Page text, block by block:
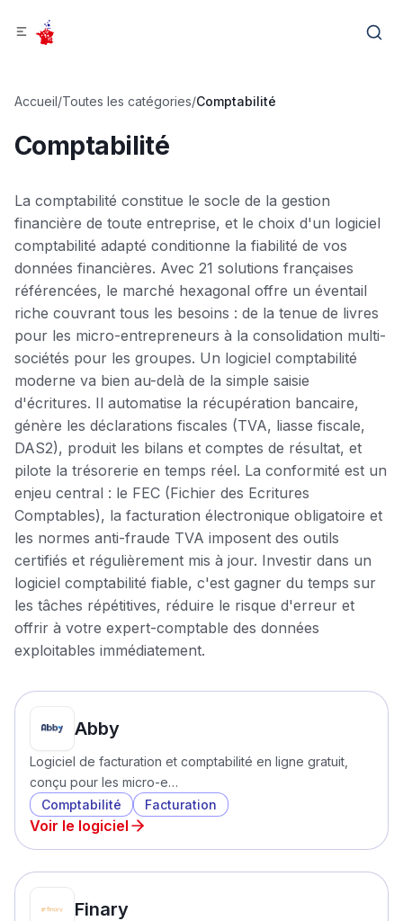
Accueil/Toutes les catégories/Comptabilité
Comptabilité
La comptabilité constitue le socle de la gestion
financière de toute entreprise, et le choix d'un logiciel
comptabilité adapté conditionne la fiabilité de vos
données financières. Avec 21 solutions françaises
référencées, le marché hexagonal offre un éventail
riche couvrant tous les besoins : de la tenue de livres
pour les micro-entrepreneurs à la consolidation multi-
sociétés pour les groupes. Un logiciel comptabilité
moderne va bien au-delà de la simple saisie
d'écritures. Il automatise la récupération bancaire,
génère les déclarations fiscales (TVA, liasse fiscale,
DAS2), produit les bilans et comptes de résultat, et
pilote la trésorerie en temps réel. La conformité est un
enjeu central : le FEC (Fichier des Ecritures
Comptables), la facturation électronique obligatoire et
les normes anti-fraude TVA imposent des outils
certifiés et régulièrement mis à jour. Investir dans un
logiciel comptabilité fiable, c'est gagner du temps sur
les tâches répétitives, réduire le risque d'erreur et
offrir à votre expert-comptable des données
exploitables immédiatement.
Abby
Logiciel de facturation et comptabilité en ligne gratuit,
conçu pour les micro-e…
Comptabilité
Facturation
Voir le logiciel
Finary